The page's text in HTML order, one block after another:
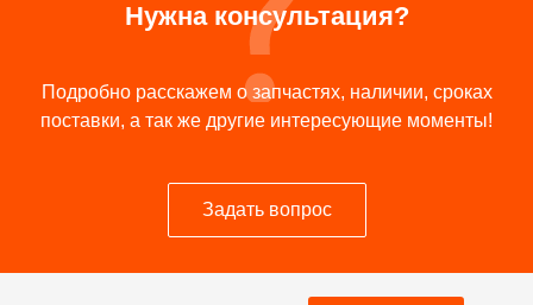
Нужна консультация?
Подробно расскажем о запчастях, наличии, сроках
поставки, а так же другие интересующие моменты!
Задать вопрос